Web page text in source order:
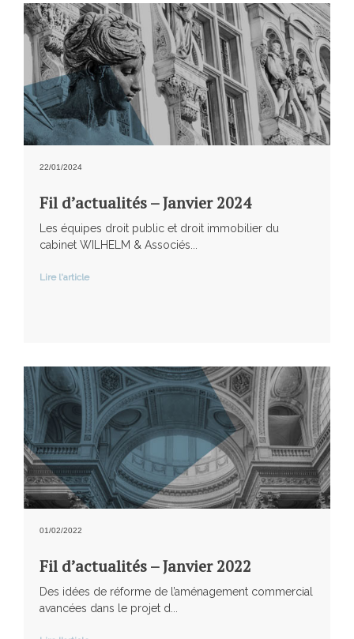
22/01/2024
Fil d’actualités – Janvier 2024
Les équipes droit public et droit immobilier du
cabinet WILHELM & Associés...
Lire l'article
01/02/2022
Fil d’actualités – Janvier 2022
Des idées de réforme de l’aménagement commercial
avancées dans le projet d...